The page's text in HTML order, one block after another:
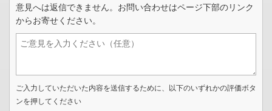
意見へは返信できません。お問い合わせはページ下部のリンク
からお寄せください。
ご入力していただいた内容を送信するために、以下のいずれかの評価ボタ
ンを押してください